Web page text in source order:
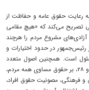
رعایت حقوق عامه و حفاظت از
تصریح می‌کند که «هیچ مقامی
مشروع مردم را هرچند
قوانین و مقررات سلب کند.» طبق اصل ۱۲۲ نیز رئیس‌جمهور در حدود اختیارات و
است. همچنین اصول متعدد
فصل سوم قانون اساسی، از جمله اصول ۱۹، ۲۰، ۲۲، ۲۴ و ۲۸، بر حقوق مساوی همه مردم،
و فرهنگی، مصونیت حقوق افراد،